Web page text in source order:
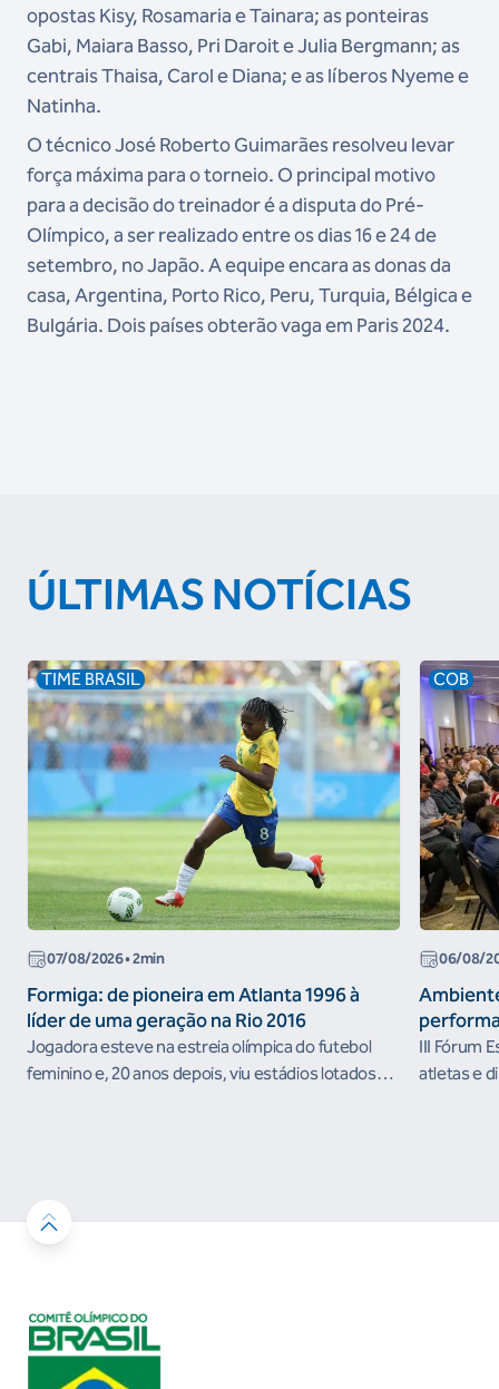
opostas Kisy, Rosamaria e Tainara; as ponteiras
Gabi, Maiara Basso, Pri Daroit e Julia Bergmann; as
centrais Thaisa, Carol e Diana; e as líberos Nyeme e
Natinha.
O técnico José Roberto Guimarães resolveu levar
força máxima para o torneio. O principal motivo
para a decisão do treinador é a disputa do Pré-
Olímpico, a ser realizado entre os dias 16 e 24 de
setembro, no Japão. A equipe encara as donas da
casa, Argentina, Porto Rico, Peru, Turquia, Bélgica e
Bulgária. Dois países obterão vaga em Paris 2024.
ÚLTIMAS NOTÍCIAS
TIME BRASIL
07/08/2026• 2min
Formiga: de pioneira em Atlanta 1996 à
líder de uma geração na Rio 2016
Jogadora esteve na estreia olímpica do futebol
feminino e, 20 anos depois, viu estádios lotados
COB
06/08/
III Fórum
atletas e